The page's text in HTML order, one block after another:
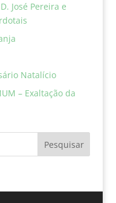
José Pereira e
Natalício
– Exaltação da
Pesquisar